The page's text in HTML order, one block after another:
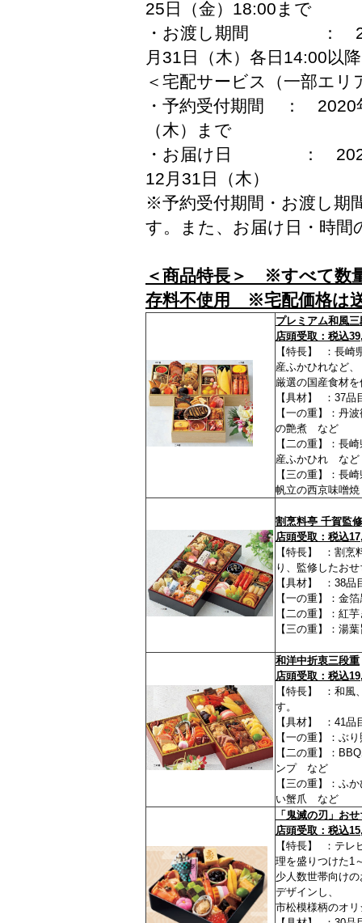
25日（金）18:00まで
・お渡し期間 ： 2020
月31日（木）各日14:00以降
＜宅配サービス（一部エリ
・予約受付期間 ： 2020
（木）まで
・お届け日 ： 2020年
12月31日（木）
※予約受付期間・お渡し期
す。また、お届け日・時
＜商品特長＞ ※すべて数
存料不使用 ※宅配価格は
プレミアム和風三
店頭受取：税込
【特長】 ：長崎
産ふかひれなど、
厳選の国産食材
【具材】 ：37品
【一の重】：丹
の艶煮 など
【二の重】：長
産ふかひれ など
【三の重】：長
帆立の西京味噌
割烹料亭 千賀監
店頭受取：税込
【特長】 ：割烹
り、監修したお
【具材】 ：38品
【一の重】：金
【二の重】：紅
【三の重】：湯
和洋中折衷三段重
店頭受取：税込
【特長】 ：和風
す。
【具材】 ：41品
【一の重】：ぶ
【二の重】：
ンプ など
【三の重】：ふ
い蟹爪 など
「鬼滅の刃」お
店頭受取：税込
【特長】 ：テレ
理を盛りつけた1
少人数世帯向け
デザインし、
市松模様柄のオ